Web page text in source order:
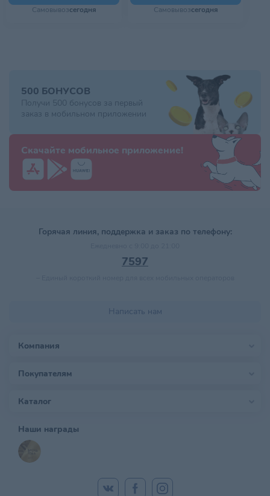
Самовывозсегодня Самовывозсегодня
500 БОНУСОВ
Получи 500 бонусов за первый
заказ в мобильном приложении
Скачайте мобильное приложение!
Горячая линия, поддержка и заказ по телефону:
7597
Написать нам
Компания
Покупателям
Каталог
Наши награды